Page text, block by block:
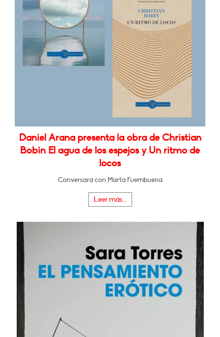
Daniel Arana presenta la obra de Christian
Bobin El agua de los espejos y Un ritmo de
locos
Conversará con Marta Fuembuena
Leer más...